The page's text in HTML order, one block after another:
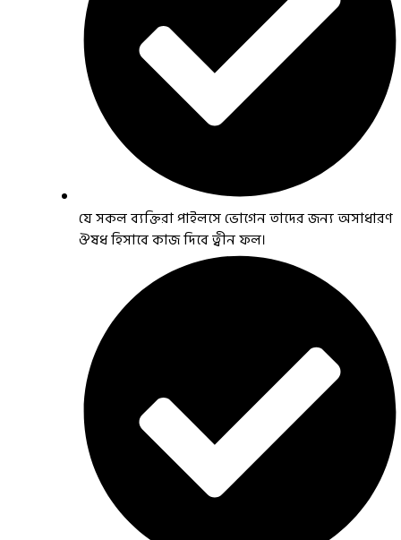
যে সকল ব্যক্তিরা পাইলসে ভোগেন তাদের জন্য অসাধারণ
ঔষধ হিসাবে কাজ দিবে ত্বীন ফল।